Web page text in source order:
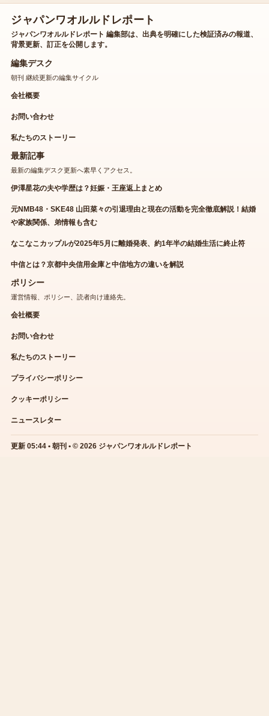
ジャパンワオルルドレポート
ジャパンワオルルドレポート 編集部は、出典を明確にした検証済みの報道、
背景更新、訂正を公開します。
編集デスク
朝刊 継続更新の編集サイクル
会社概要
お問い合わせ
私たちのストーリー
最新記事
最新の編集デスク更新へ素早くアクセス。
伊澤星花の夫や学歴は？妊娠・王座返上まとめ
元NMB48・SKE48 山田菜々の引退理由と現在の活動を完全徹底解説！結婚
や家族関係、弟情報も含む
なこなこカップルが2025年5月に離婚発表、約1年半の結婚生活に終止符
中信とは？京都中央信用金庫と中信地方の違いを解説
ポリシー
運営情報、ポリシー、読者向け連絡先。
会社概要
お問い合わせ
私たちのストーリー
プライバシーポリシー
クッキーポリシー
ニュースレター
更新 05:44 • 朝刊 • © 2026 ジャパンワオルルドレポート